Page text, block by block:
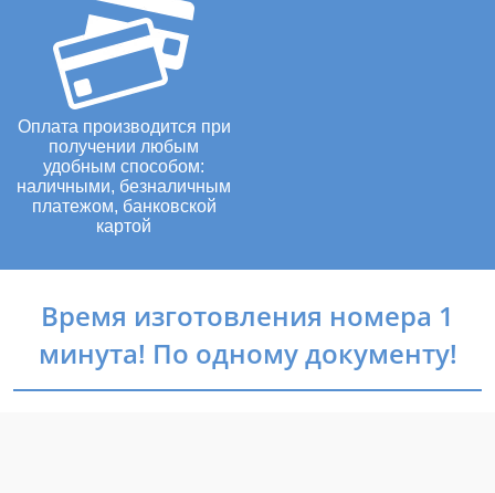
Оплата производится при
получении любым
удобным способом:
наличными, безналичным
платежом, банковской
картой
Время изготовления номера 1
минута! По одному документу!